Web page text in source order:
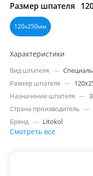
Размер шпателя
120х250мм
Характеристики
Вид шпателя —
Размер шпателя —
Назначение шпателя —
Страна производитель —
Бренд — Litokol
Смотреть все